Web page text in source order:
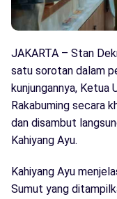
JAKARTA – Stan
satu sorotan dalam
kunjungannya, Ketua
Rakabuming secara
dan disambut
Kahiyang Ayu.
Kahiyang Ayu
Sumut yang